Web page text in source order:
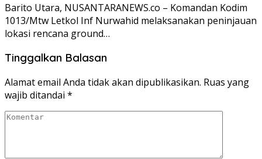
Barito Utara, NUSANTARANEWS.co – Komandan Kodim
1013/Mtw Letkol Inf Nurwahid melaksanakan peninjauan
lokasi rencana ground…
Tinggalkan Balasan
Alamat email Anda tidak akan dipublikasikan. Ruas yang
wajib ditandai *